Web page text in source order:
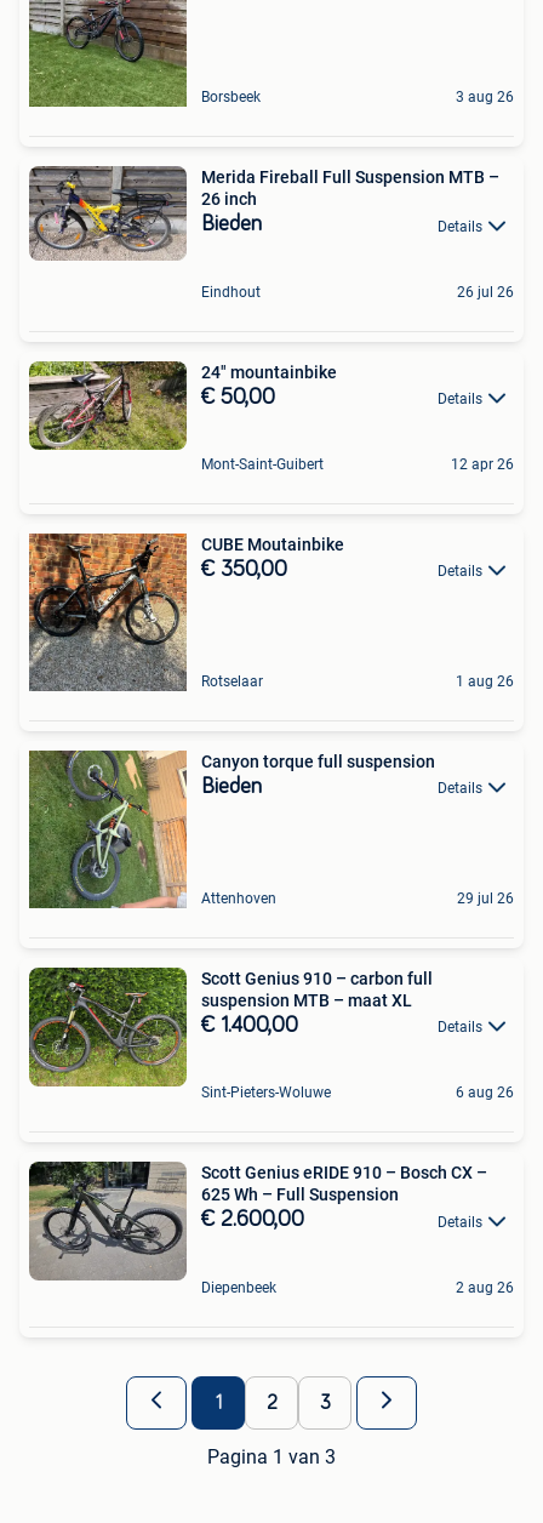
Borsbeek 3 aug 26
Merida Fireball Full Suspension MTB –
26 inch
Bieden Details
Eindhout 26 jul 26
24" mountainbike
€ 50,00 Details
Mont-Saint-Guibert 12 apr 26
CUBE Moutainbike
€ 350,00 Details
Rotselaar 1 aug 26
Canyon torque full suspension
Bieden Details
Attenhoven 29 jul 26
Scott Genius 910 – carbon full
suspension MTB – maat XL
€ 1.400,00 Details
Sint-Pieters-Woluwe 6 aug 26
Scott Genius eRIDE 910 – Bosch CX –
625 Wh – Full Suspension
€ 2.600,00 Details
Diepenbeek 2 aug 26
1 2 3
Pagina 1 van 3